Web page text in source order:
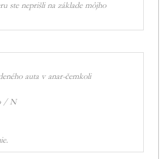
ste neprišli na základe môjho
auta v anar-čemkoli
/ N